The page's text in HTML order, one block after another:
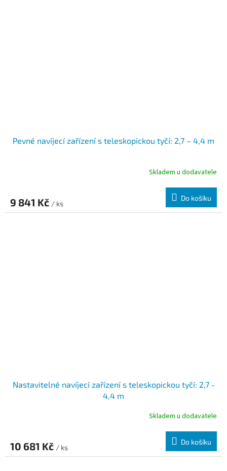
Pevné navíjecí zařízení s teleskopickou tyčí: 2,7 – 4,4 m
Skladem u dodavatele
9 841 Kč / ks
Do košíku
Nastavitelné navíjecí zařízení s teleskopickou tyčí: 2,7 -
4,4 m
Skladem u dodavatele
10 681 Kč / ks
Do košíku